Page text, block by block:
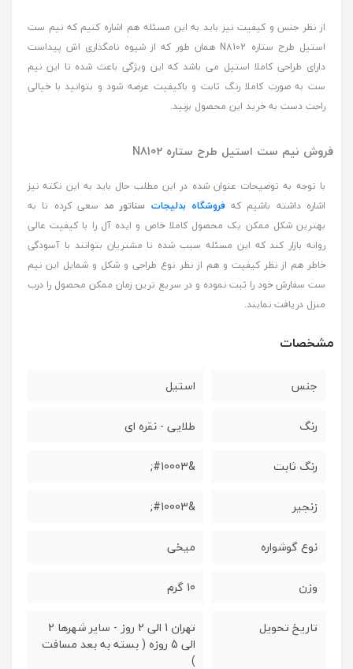
از نظر جنس و کیفیت نیز باید به این مسئله هم اشاره کنیم که نیم ست
استیل طرح ستاره N8102 همان طور که از شیوه نامگذاری اش پیداست
دارای طراحی کاملا استیل می باشد که این ویژگی باعث شده تا این نیم
ست به صورت کاملا رنگ ثابت و باکیفیت عرضه شود و بتوانید با خیالی
راحت دست به خرید این محصول بزنید.
فروش نیم ست استیل طرح ستاره N8102
با توجه به توضیحات عنوان شده در این مطلب حال باید به این نکته نیز
اشاره داشته باشیم کهفروشگاه بدلیجات سناتور مد سعی کرده تا به
بهترین شکل ممکن یک محصول کاملا خاص و ایده آل را با کیفیت عالی
روانه بازار کند که این مسئله سبب شده تا مشتریان بتوانند با آسودگی
خاطر هم از نظر کیفیت و هم از نظر نوع طراحی و شکل و شمایل این نیم
ست سفارش خود را ثبت نموده و در سریع ترین زمان ممکن محصول را درب
منزل دریافت نمایند.
مشخصات
جنس استیل
رنگ طلایی - نقره ای
رنگ ثابت &#10003;
زنجیر &#10003;
نوع گوشواره میخی
وزن 10 گرم
تاریخ تحویل
تهران 1 الی 2 روز - سایر شهرها 2
الی 5 روزه ( بسته به بعد مسافت
)